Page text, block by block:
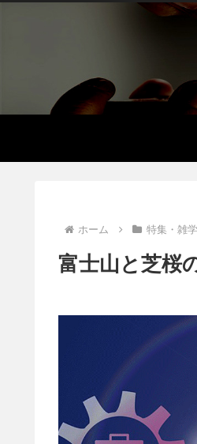
ホーム 特集・雑学
富士山と芝桜